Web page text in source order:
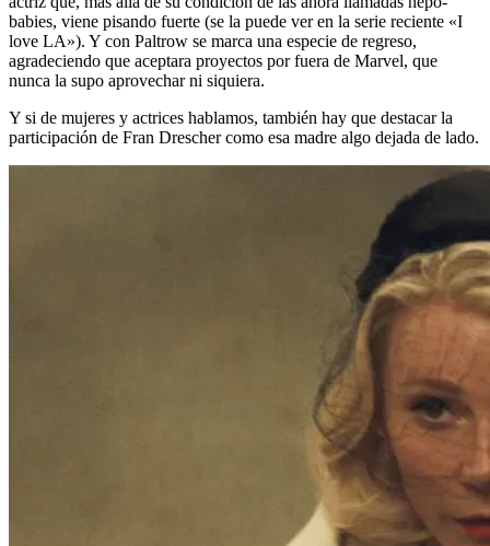
babies, viene pisando fuerte (se la puede ver en la serie reciente «I
love LA»). Y con Paltrow se marca una especie de regreso,
agradeciendo que aceptara proyectos por fuera de Marvel, que
nunca la supo aprovechar ni siquiera.
Y si de mujeres y actrices hablamos, también hay que destacar la
participación de Fran Drescher como esa madre algo dejada de lado.